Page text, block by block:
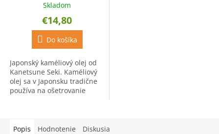
Skladom
€14,80
Do košíka
Japonský kaméliový olej od
Kanetsune Seki. Kaméliový
olej sa v Japonsku tradične
používa na ošetrovanie
Popis
Hodnotenie Diskusia